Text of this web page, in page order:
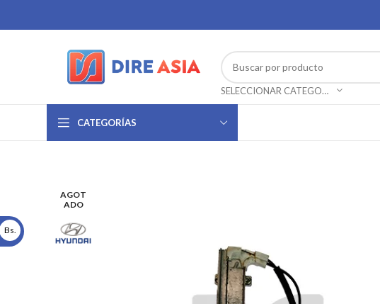
SELECCIONAR CATEGORÍA
CATEGORÍAS
AGOT
ADO
Bs.